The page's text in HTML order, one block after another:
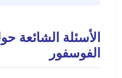
الأسئلة الشائعة
الفوسفور